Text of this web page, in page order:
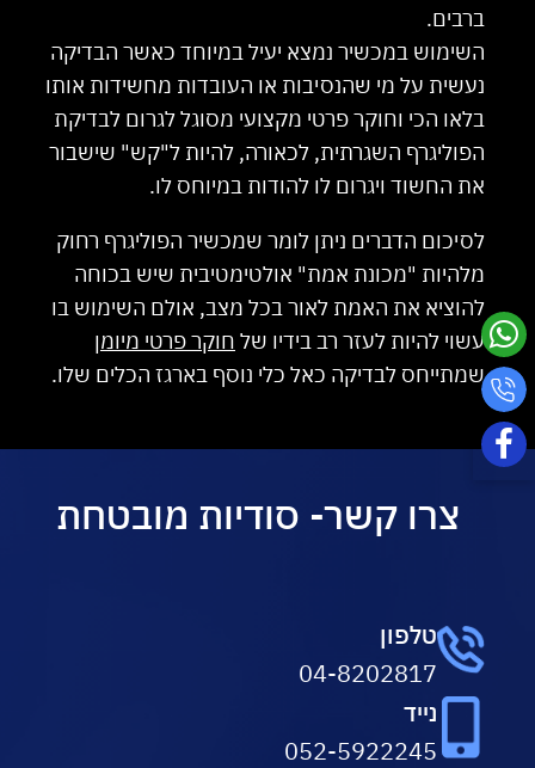
ברבים.
השימוש במכשיר נמצא יעיל במיוחד כאשר הבדיקה
נעשית על מי שהנסיבות או העובדות מחשידות אותו
בלאו הכי וחוקר פרטי מקצועי מסוגל לגרום לבדיקת
הפוליגרף השגרתית, לכאורה, להיות ל"קש" שישבור
את החשוד ויגרום לו להודות במיוחס לו.
לסיכום הדברים ניתן לומר שמכשיר הפוליגרף רחוק
מלהיות "מכונת אמת" אולטימטיבית שיש בכוחה
להוציא את האמת לאור בכל מצב, אולם השימוש בו
עשוי להיות לעזר רב בידיו של חוקר פרטי מיומן
שמתייחס לבדיקה כאל כלי נוסף בארגז הכלים שלו.
צרו קשר- סודיות מובטחת
טלפון
04-8202817
נייד
052-5922245